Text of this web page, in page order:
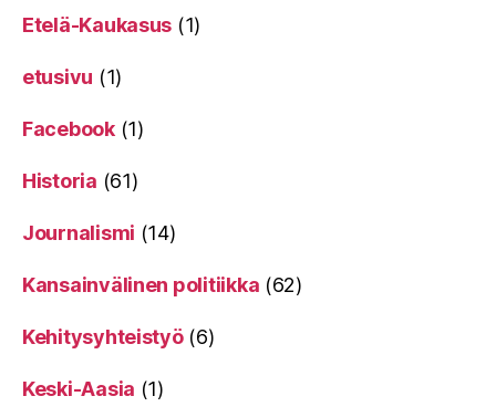
Etelä-Kaukasus (1)
etusivu (1)
Facebook(1)
Historia (61)
Journalismi (14)
Kansainvälinen politiikka (62)
Kehitysyhteistyö(6)
Keski-Aasia (1)